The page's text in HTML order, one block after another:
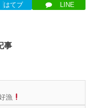
はてブ LINE
事
漁